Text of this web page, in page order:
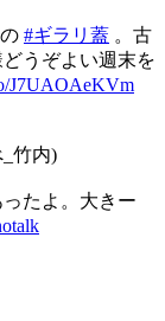
の #ギラリ蓋 。古
うぞよい週末を
J7UAOAeKVm
竹内)
たよ。大きー